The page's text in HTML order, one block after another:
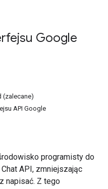
Google
(zalecane)
API Google
programisty do
API, zmniejszając
napisać. Z tego